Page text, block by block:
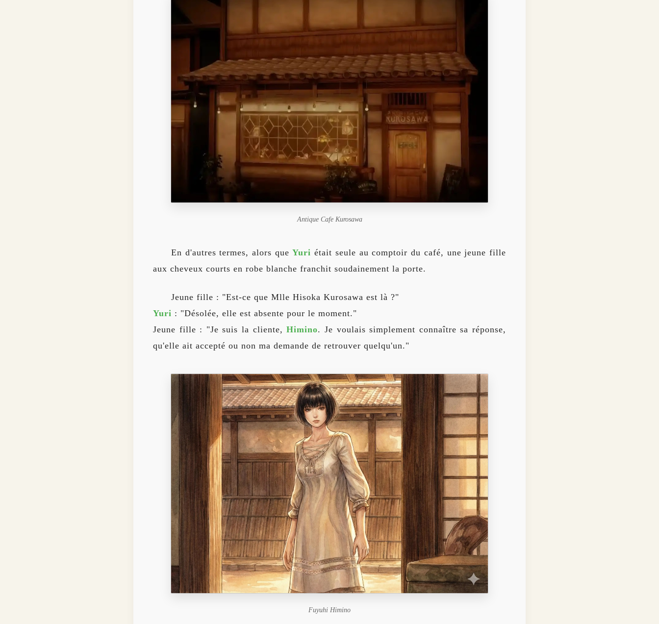
Antique Cafe Kurosawa
En d'autres termes, alors queYuri était seule au comptoir du café, une jeune fille
aux cheveux courts en robe blanche franchit soudainement la porte.
Jeune fille : "Est-ce que Mlle Hisoka Kurosawa est là ?"
Yuri : "Désolée, elle est absente pour le moment."
Jeune fille : "Je suis la cliente,Himino. Je voulais simplement connaître sa réponse,
qu'elle ait accepté ou non ma demande de retrouver quelqu'un."
Fuyuhi Himino